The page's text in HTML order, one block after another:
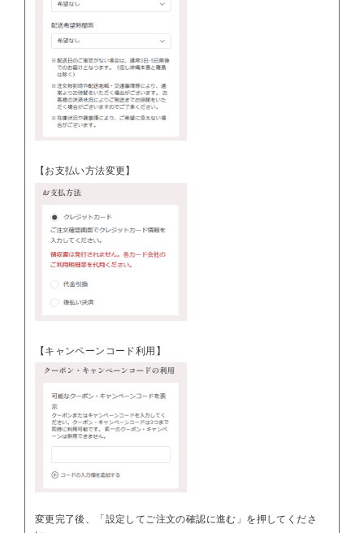
【お支払い方法変更】
【キャンペーンコード利用】
変更完了後、「設定してご注文の確認に進む」を押してくださ